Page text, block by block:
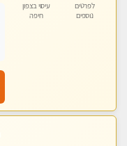
לפרטים
נוספים
עיסוי בצפון
חיפה